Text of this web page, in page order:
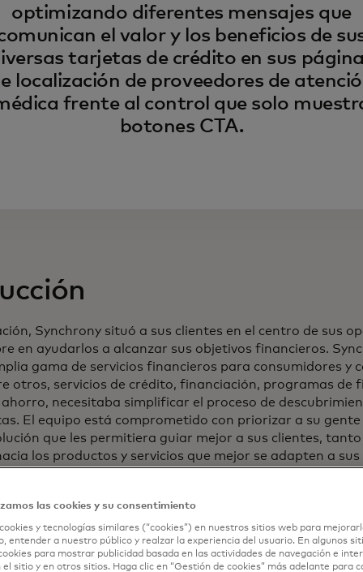
optimizando diferentes mensajes que
el valor y los beneficios de
tarjetas de crédito en sus
localización de proveedores de
frente al control que solo
botones CTA.
Synchrony situó a sus clientes en el centro de sus
en ayudarlos a alcanzar sus objetivos financieros.
gama de servicios financieros para consumidores y
otros, servicios de crédito, financiación, programas de
necesitaba simplificar el proceso de
El equipo está comprometido con priorizar a su gente
que les permitiera guiar mejor a sus clientes, tanto
los productos y servicios que mejor se adapten a sus
con nuevas campañas y estrategias digitales para
Esta alianza demostró ser exitosa para el líder
aumento del 7% en la tasa de conversión de
las cookies y su consentimiento
y tecnologías similares (“cookies”) en nuestros sitios web para
entender a nuestro público y realzar la experiencia del usuario. En algunos
para mostrar publicidad basada en las actividades de navegación e
el sitio y en otros sitios. Haga clic en “Gestión de cookies” más adelante para